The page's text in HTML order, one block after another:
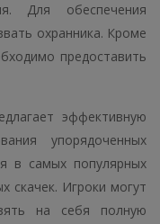
Для обеспечения
охранника. Кроме
предоставить
эффективную
упорядоченных
в самых популярных
скачек. Игроки могут
на себя полную